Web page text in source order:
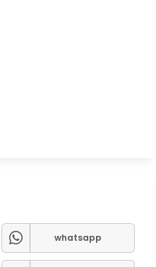
whatsapp